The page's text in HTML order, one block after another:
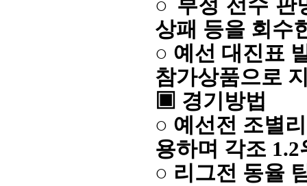
○ 부정 선수 판
상패 등을 회수
○ 예선 대진표
참가상품으로
▣ 경기방법
○ 예선전 조별
용하며 각조
○ 리그전 동율